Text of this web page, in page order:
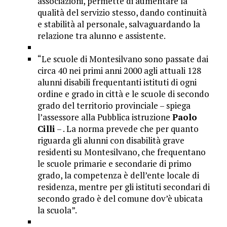
qualità del servizio stesso, dando continuità
e stabilità al personale, salvaguardando la
relazione tra alunno e assistente.
“Le scuole di Montesilvano sono passate dai
circa 40 nei primi anni 2000 agli attuali 128
alunni disabili frequentanti istituti di ogni
ordine e grado in città e le scuole di secondo
grado del territorio provinciale – spiega
l’assessore alla Pubblica istruzione Paolo
Cilli – . La norma prevede che per quanto
riguarda gli alunni con disabilità grave
residenti su Montesilvano, che frequentano
le scuole primarie e secondarie di primo
grado, la competenza è dell’ente locale di
residenza, mentre per gli istituti secondari di
secondo grado è del comune dov’è ubicata
la scuola”.